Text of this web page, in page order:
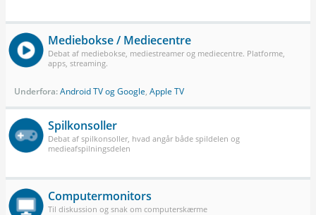
Mediebokse / Mediecentre
Debat af mediebokse, mediestreamer og mediecentre. Platforme,
apps, streaming.
Underfora:Android TV og Google, Apple TV
Spilkonsoller
Debat af spilkonsoller, hvad angår både spildelen og
medieafspilningsdelen
Computermonitors
Til diskussion og snak om computerskærme